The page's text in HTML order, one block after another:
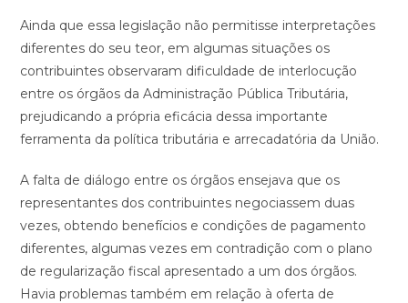
Ainda que essa legislação não permitisse interpretações
diferentes do seu teor, em algumas situações os
contribuintes observaram dificuldade de interlocução
entre os órgãos da Administração Pública Tributária,
prejudicando a própria eficácia dessa importante
ferramenta da política tributária e arrecadatória da União.
A falta de diálogo entre os órgãos ensejava que os
representantes dos contribuintes negociassem duas
vezes, obtendo benefícios e condições de pagamento
diferentes, algumas vezes em contradição com o plano
de regularização fiscal apresentado a um dos órgãos.
Havia problemas também em relação à oferta de